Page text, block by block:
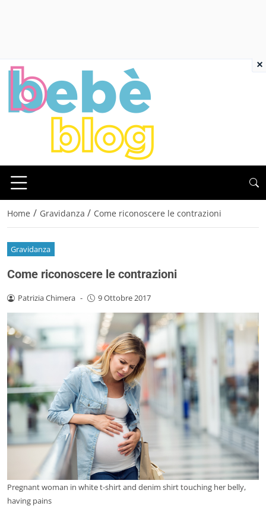
Home / Gravidanza / Come riconoscere le contrazioni
Gravidanza
Come riconoscere le contrazioni
Patrizia Chimera - 9 Ottobre 2017
Pregnant woman in white t-shirt and denim shirt touching her belly,
having pains
×